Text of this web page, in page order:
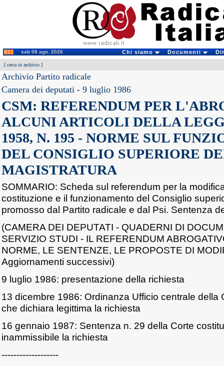
sab 08 ago. 2026 Chi siamo Documenti
[ cerca in archivio ]
Archivio Partito radicale
Camera dei deputati - 9 luglio 1986
CSM: REFERENDUM PER
ALCUNI ARTICOLI DELLA
1958, N. 195 - NORME SUL
DEL CONSIGLIO SUPERIORE
MAGISTRATURA
SOMMARIO: Scheda sul referendum per la
costituzione e il funzionamento del Consiglio
promosso dal Partito radicale e dal Psi. Sentenza
(CAMERA DEI DEPUTATI - QUADERNI DI
SERVIZIO STUDI - IL REFERENDUM
NORME, LE SENTENZE, LE PROPOSTE DI
Aggiornamenti successivi)
9 luglio 1986: presentazione della richiesta
13 dicembre 1986: Ordinanza Ufficio centrale della
che dichiara legittima la richiesta
16 gennaio 1987: Sentenza n. 29 della Corte
inammissibile la richiesta
-------------------